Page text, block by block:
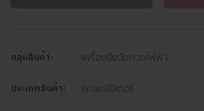
กลุ่มสินค้า: เครื่องมือวัดทางไฟฟ้า
ประเภทสินค้า: แคลมป์มิเตอร์